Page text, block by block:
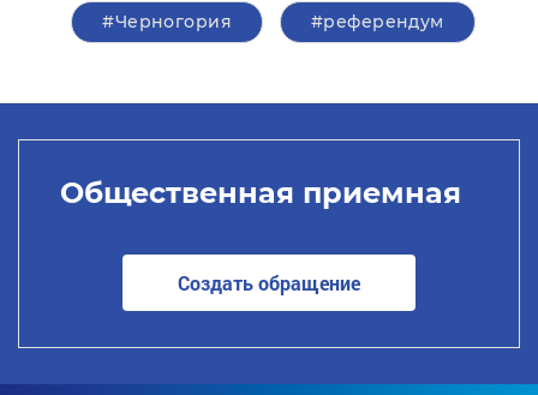
#Черногория #референдум
Общественная приемная
Создать обращение